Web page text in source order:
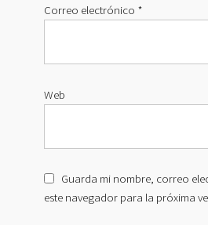
Correo electrónico *
Web
Guarda mi nombre, correo
este navegador para la próxima